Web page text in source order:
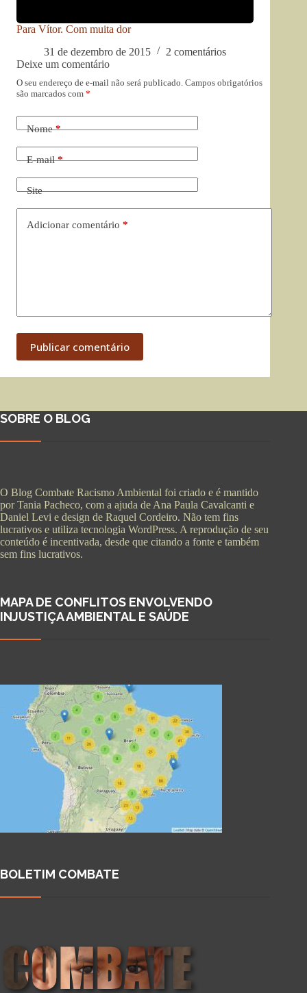
Para Vítor. Com muita dor
31 de dezembro de 2015
2 comentários
Deixe um comentário
O seu endereço de e-mail não será publicado. Campos obrigatórios
são marcados com *
Nome*
E-mail*
Site
Adicionar comentário *
Publicar comentário
SOBRE O BLOG
O Blog Combate Racismo Ambiental foi criado e é mantido
por Tania Pacheco, com a ajuda de Ana Paula Cavalcanti e
Daniel Levi e design de Raquel Cordeiro. Não tem fins
lucrativos e utiliza tecnologia WordPress. A reprodução de seu
conteúdo é incentivada, desde que citando a fonte e também
sem fins lucrativos.
MAPA DE CONFLITOS ENVOLVENDO
INJUSTIÇA AMBIENTAL E SAÚDE
BOLETIM COMBATE